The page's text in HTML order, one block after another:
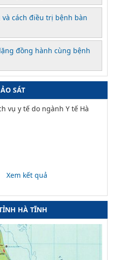
cách điều trị bệnh bàn
đồng hành cùng bệnh
SÁT
vụ y tế do ngành Y tế Hà
Xem kết quả
HÀ TĨNH